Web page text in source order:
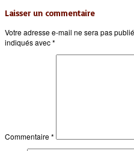
Laisser un commentaire
Votre adresse e-mail ne sera pas
indiqués avec*
Commentaire*